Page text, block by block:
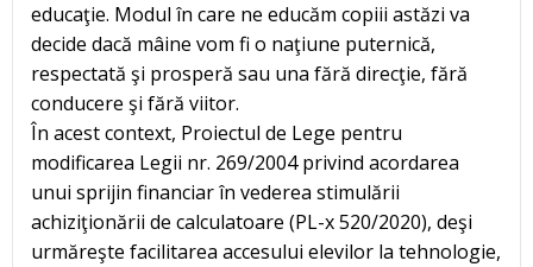
educaţie. Modul în care ne educăm copiii astăzi va
decide dacă mâine vom fi o naţiune puternică,
respectată şi prosperă sau una fără direcţie, fără
conducere şi fără viitor.
În acest context, Proiectul de Lege pentru
modificarea Legii nr. 269/2004 privind acordarea
unui sprijin financiar în vederea stimulării
achiziţionării de calculatoare (PL-x 520/2020), deşi
urmăreşte facilitarea accesului elevilor la tehnologie,